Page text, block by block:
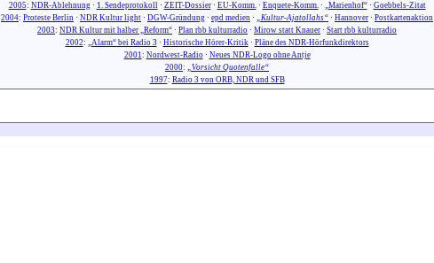
2005: NDR-Ablehnung· 1. Sendeprotokoll· ZEIT-Dossier· EU-Komm.· Enquete-Komm.· „Marienhof“· Goebbels-Zitat
2004: Proteste Berlin · NDR Kultur light · DGW-Gründung · epd medien · „Kultur-Ajatollahs“ · Hannover · Postkartenaktion
2003: NDR Kultur mit halber „Reform“ · Plan rbb kulturradio · Mirow statt Knauer · Start rbb kulturradio
2002: „Alarm“ bei Radio 3 · Historische Hörer-Kritik· Pläne des NDR-Hörfunkdirektors
2001: Nordwest-Radio· Neues NDR-Logo ohne Antje
2000: „Vorsicht Quotenfalle“
1997: Radio 3 von ORB, NDR und SFB